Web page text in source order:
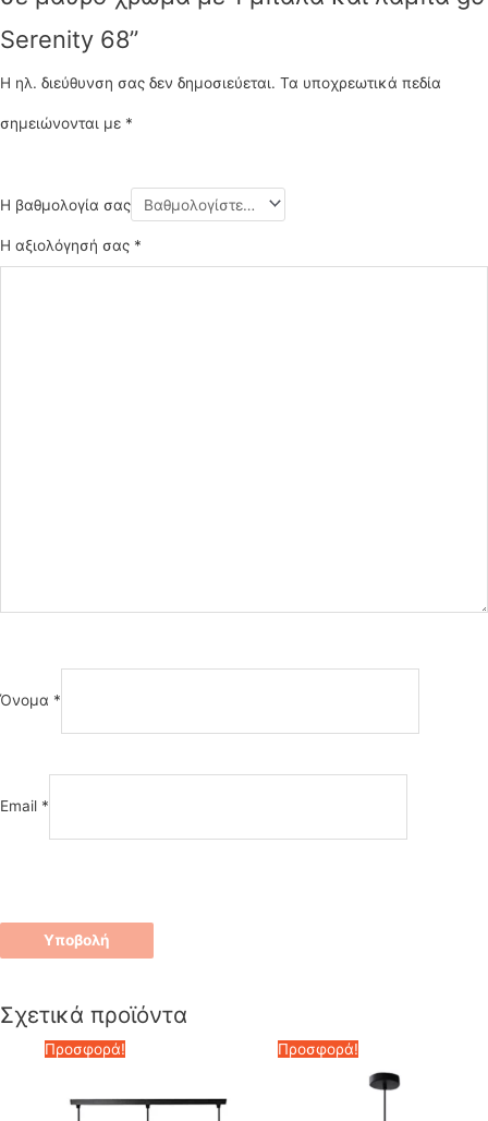
Serenity 68”
Η ηλ. διεύθυνση σας δεν δημοσιεύεται. Τα υποχρεωτικά πεδία
σημειώνονται με *
Η βαθμολογία σας
Η αξιολόγησή σας *
Όνομα *
Email *
Σχετικά προϊόντα
Προσφορά! Προσφορά!